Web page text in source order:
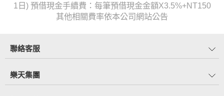
1日) 預借現金手續費：每筆預借現金金額X3.5%+NT150
其他相關費率依本公司網站公告
聯絡客服
樂天集團